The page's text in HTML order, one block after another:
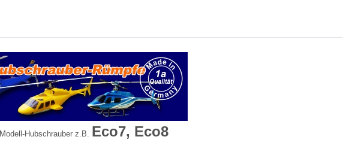
Modell-Hubschrauber z.B. Eco7, Eco8